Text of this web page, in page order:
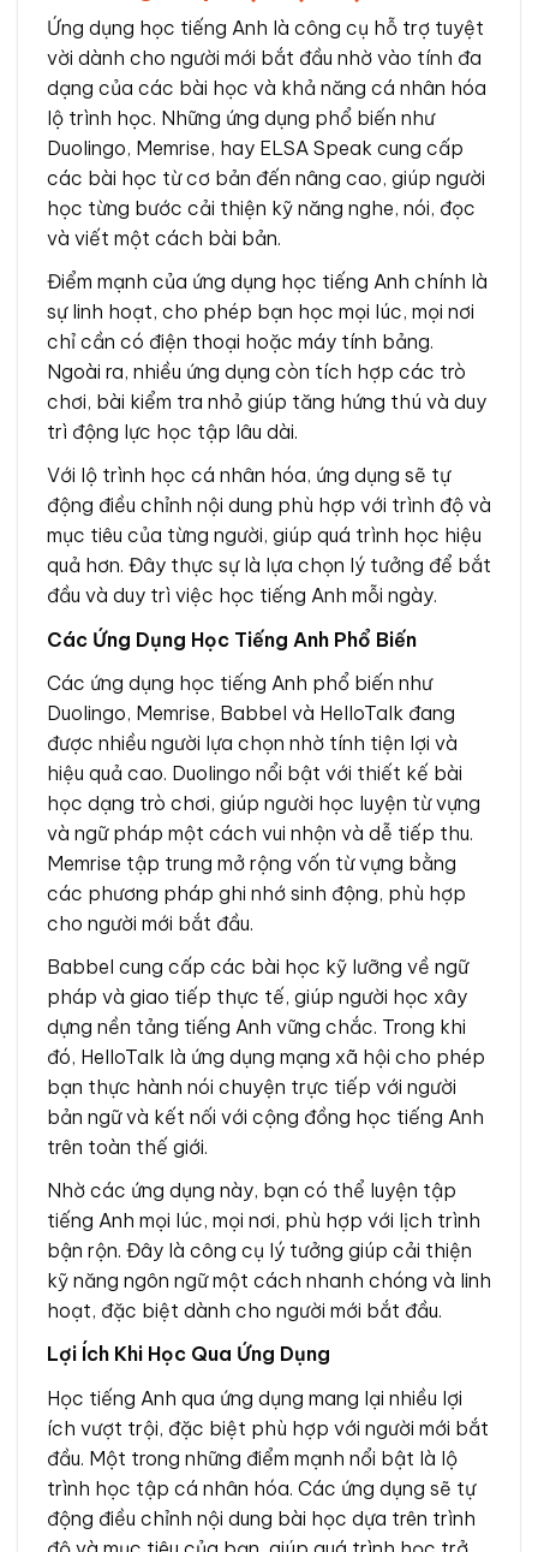
Ứng dụng học tiếng Anh là công cụ hỗ trợ tuyệt
vời dành cho người mới bắt đầu nhờ vào tính đa
dạng của các bài học và khả năng cá nhân hóa
lộ trình học. Những ứng dụng phổ biến như
Duolingo, Memrise, hay ELSA Speak cung cấp
các bài học từ cơ bản đến nâng cao, giúp người
học từng bước cải thiện kỹ năng nghe, nói, đọc
và viết một cách bài bản.
Điểm mạnh của ứng dụng học tiếng Anh chính là
sự linh hoạt, cho phép bạn học mọi lúc, mọi nơi
chỉ cần có điện thoại hoặc máy tính bảng.
Ngoài ra, nhiều ứng dụng còn tích hợp các trò
chơi, bài kiểm tra nhỏ giúp tăng hứng thú và duy
trì động lực học tập lâu dài.
Với lộ trình học cá nhân hóa, ứng dụng sẽ tự
động điều chỉnh nội dung phù hợp với trình độ và
mục tiêu của từng người, giúp quá trình học hiệu
quả hơn. Đây thực sự là lựa chọn lý tưởng để bắt
đầu và duy trì việc học tiếng Anh mỗi ngày.
Các Ứng Dụng Học Tiếng Anh Phổ Biến
Các ứng dụng học tiếng Anh phổ biến như
Duolingo, Memrise, Babbel và HelloTalk đang
được nhiều người lựa chọn nhờ tính tiện lợi và
hiệu quả cao. Duolingo nổi bật với thiết kế bài
học dạng trò chơi, giúp người học luyện từ vựng
và ngữ pháp một cách vui nhộn và dễ tiếp thu.
Memrise tập trung mở rộng vốn từ vựng bằng
các phương pháp ghi nhớ sinh động, phù hợp
cho người mới bắt đầu.
Babbel cung cấp các bài học kỹ lưỡng về ngữ
pháp và giao tiếp thực tế, giúp người học xây
dựng nền tảng tiếng Anh vững chắc. Trong khi
đó, HelloTalk là ứng dụng mạng xã hội cho phép
bạn thực hành nói chuyện trực tiếp với người
bản ngữ và kết nối với cộng đồng học tiếng Anh
trên toàn thế giới.
Nhờ các ứng dụng này, bạn có thể luyện tập
tiếng Anh mọi lúc, mọi nơi, phù hợp với lịch trình
bận rộn. Đây là công cụ lý tưởng giúp cải thiện
kỹ năng ngôn ngữ một cách nhanh chóng và linh
hoạt, đặc biệt dành cho người mới bắt đầu.
Lợi Ích Khi Học Qua Ứng Dụng
Học tiếng Anh qua ứng dụng mang lại nhiều lợi
ích vượt trội, đặc biệt phù hợp với người mới bắt
đầu. Một trong những điểm mạnh nổi bật là lộ
trình học tập cá nhân hóa. Các ứng dụng sẽ tự
động điều chỉnh nội dung bài học dựa trên trình